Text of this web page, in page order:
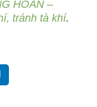
HOÀN –
tránh tà khí.